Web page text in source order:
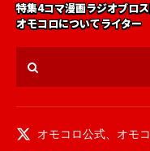
特集4コマ漫画ラジオブロス
オモコロについてライター
オモコロ公式、 オモ